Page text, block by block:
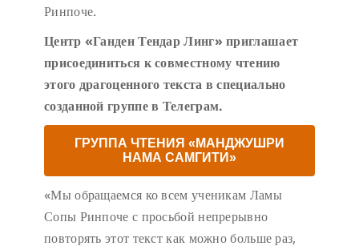
Ринпоче.
Центр «Ганден Тендар Линг» приглашает
присоединиться к совместному чтению
этого драгоценного текста в специально
созданной группе в Телеграм.
ГРУППА ЧТЕНИЯ «МАНДЖУШРИ
НАМА САМГИТИ»
«Мы обращаемся ко всем ученикам Ламы
Сопы Ринпоче с просьбой непрерывно
повторять этот текст как можно больше раз,